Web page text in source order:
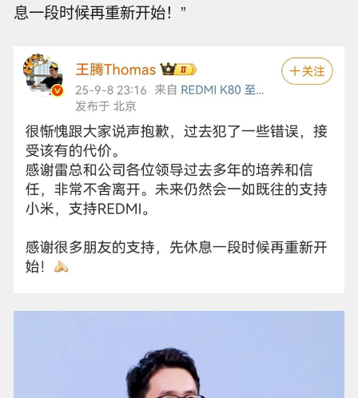
息一段时候再重新开始！”